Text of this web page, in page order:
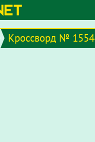
Кроссворд № 1554